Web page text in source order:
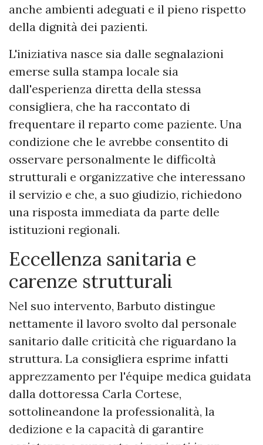
anche ambienti adeguati e il pieno rispetto
della dignità dei pazienti.
L'iniziativa nasce sia dalle segnalazioni
emerse sulla stampa locale sia
dall'esperienza diretta della stessa
consigliera, che ha raccontato di
frequentare il reparto come paziente. Una
condizione che le avrebbe consentito di
osservare personalmente le difficoltà
strutturali e organizzative che interessano
il servizio e che, a suo giudizio, richiedono
una risposta immediata da parte delle
istituzioni regionali.
Eccellenza sanitaria e
carenze strutturali
Nel suo intervento, Barbuto distingue
nettamente il lavoro svolto dal personale
sanitario dalle criticità che riguardano la
struttura. La consigliera esprime infatti
apprezzamento per l'équipe medica guidata
dalla dottoressa Carla Cortese,
sottolineandone la professionalità, la
dedizione e la capacità di garantire